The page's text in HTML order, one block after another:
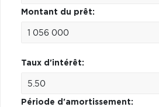
Montant du prêt:
Taux d'intérêt:
Période d'amortissement: